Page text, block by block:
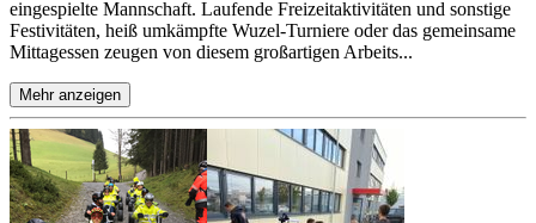
eingespielte Mannschaft. Laufende Freizeitaktivitäten und sonstige
Festivitäten, heiß umkämpfte Wuzel-Turniere oder das gemeinsame
Mittagessen zeugen von diesem großartigen Arbeits...
Mehr anzeigen